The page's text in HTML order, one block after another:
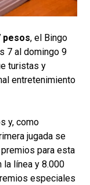
pesos, el Bingo
7 al domingo 9
turistas y
entretenimiento
y, como
jugada se
para esta
la línea y 8.000
especiales